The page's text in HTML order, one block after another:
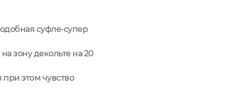
суфле-супер
зону декольте на 20
при этом чувство